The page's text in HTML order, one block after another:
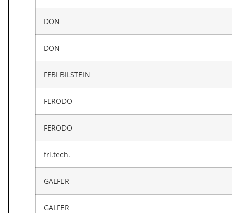
DON
DON
FEBI BILSTEIN
FERODO
FERODO
fri.tech.
GALFER
GALFER